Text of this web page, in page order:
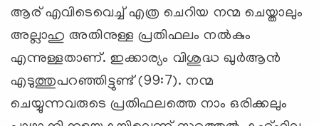
ആര് എവിടെവെച്ച് എത്ര ചെറിയ നന്മ ചെയ്താലും
അല്ലാഹു അതിനുള്ള പ്രതിഫലം നല്‍കും
എന്നുള്ളതാണ്. ഇക്കാര്യം വിശുദ്ധ ഖുര്‍ആന്‍
എടുത്തുപറഞ്ഞിട്ടുണ്ട് (99:7). നന്മ
ചെയ്യുന്നവരുടെ പ്രതിഫലത്തെ നാം ഒരിക്കലും